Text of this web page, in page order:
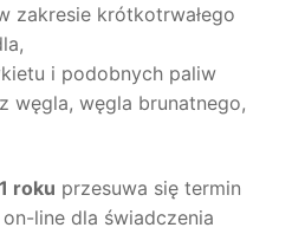
zakresie krótkotrwałego
i podobnych paliw
węgla, węgla brunatnego,
roku przesuwa się termin
line dla świadczenia